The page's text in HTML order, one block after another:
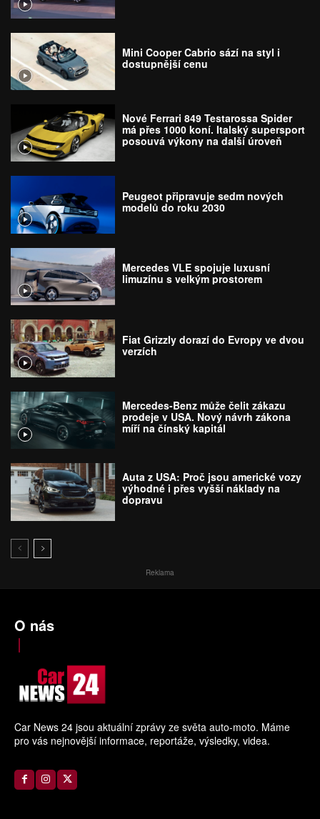
Mini Cooper Cabrio sází na styl i
dostupnější cenu
Nové Ferrari 849 Testarossa Spider
má přes 1000 koní. Italský supersport
posouvá výkony na další úroveň
Peugeot připravuje sedm nových
modelů do roku 2030
Mercedes VLE spojuje luxusní
limuzínu s velkým prostorem
Fiat Grizzly dorazí do Evropy ve dvou
verzích
Mercedes-Benz může čelit zákazu
prodeje v USA. Nový návrh zákona
míří na čínský kapitál
Auta z USA: Proč jsou americké vozy
výhodné i přes vyšší náklady na
dopravu
Reklama
O nás
Car News 24 jsou aktuální zprávy ze světa auto-moto. Máme
pro vás nejnovější informace, reportáže, výsledky, videa.